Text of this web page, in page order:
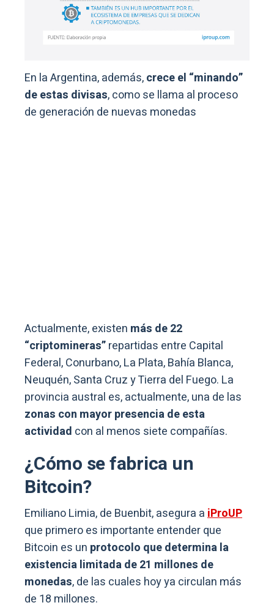
En la Argentina, además,crece el “minando”
de estas divisas, como se llama al proceso
de generación de nuevas monedas
Actualmente, existen más de 22
“criptomineras”repartidas entre Capital
Federal, Conurbano, La Plata, Bahía Blanca,
Neuquén, Santa Cruz y Tierra del Fuego. La
provincia austral es, actualmente, una de las
zonas con mayor presencia de esta
actividad con al menos siete compañías.
¿Cómo se fabrica un
Bitcoin?
Emiliano Limia, de Buenbit, asegura aiProUP
que primero es importante entender que
Bitcoin es un protocolo que determina la
existencia limitada de 21 millones de
monedas, de las cuales hoy ya circulan más
de 18 millones.